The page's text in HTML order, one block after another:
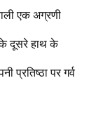
एक अग्रणी
के दूसरे हाथ के
पर गर्व